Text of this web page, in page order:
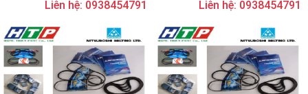
Liên hệ: 0938454791 Liên hệ: 0938454791